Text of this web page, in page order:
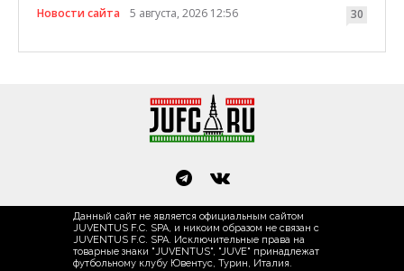
Новости сайта 5 августа, 2026 12:56 30
Данный сайт не является официальным сайтом
JUVENTUS F.C. SPA, и никоим образом не связан с
JUVENTUS F.C. SPA. Исключительные права на
товарные знаки "JUVENTUS", "JUVE" принадлежат
футбольному клубу Ювентус, Турин, Италия.